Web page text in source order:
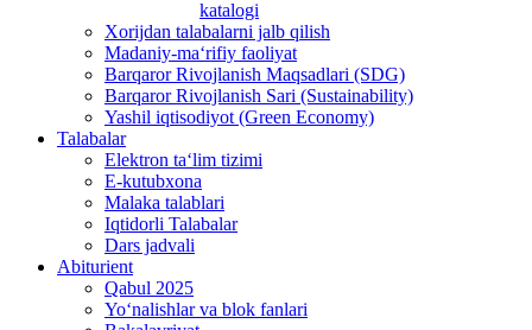
katalogi
Xorijdan talabalarni jalb qilish
Madaniy-ma‘rifiy faoliyat
Barqaror Rivojlanish Maqsadlari (SDG)
Barqaror Rivojlanish Sari (Sustainability)
Yashil iqtisodiyot (Green Economy)
Talabalar
Elektron ta‘lim tizimi
E-kutubxona
Malaka talablari
Iqtidorli Talabalar
Dars jadvali
Abiturient
Qabul 2025
Yo‘nalishlar va blok fanlari